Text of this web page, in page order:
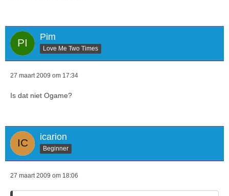
Pim
Love Me Two Times
27 maart 2009 om 17:34
Is dat niet Ogame?
icarion
Beginner
27 maart 2009 om 18:06